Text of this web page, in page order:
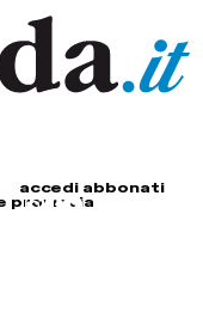
accedi abbonati
provincia